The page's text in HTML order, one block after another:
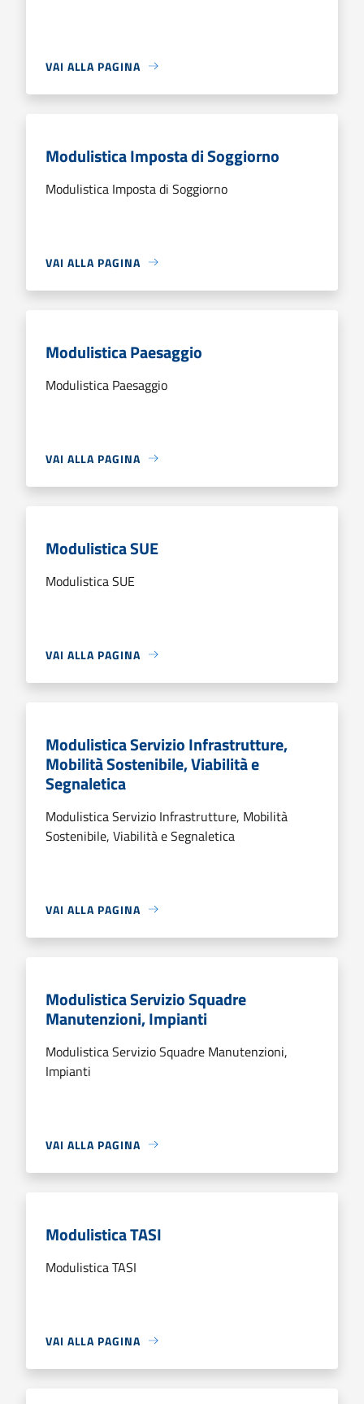
VAI ALLA PAGINA
Modulistica Imposta di Soggiorno
Modulistica Imposta di Soggiorno
VAI ALLA PAGINA
Modulistica Paesaggio
Modulistica Paesaggio
VAI ALLA PAGINA
Modulistica SUE
Modulistica SUE
VAI ALLA PAGINA
Modulistica Servizio Infrastrutture,
Mobilità Sostenibile, Viabilità e
Segnaletica
Modulistica Servizio Infrastrutture, Mobilità
Sostenibile, Viabilità e Segnaletica
VAI ALLA PAGINA
Modulistica Servizio Squadre
Manutenzioni, Impianti
Modulistica Servizio Squadre Manutenzioni,
Impianti
VAI ALLA PAGINA
Modulistica TASI
Modulistica TASI
VAI ALLA PAGINA